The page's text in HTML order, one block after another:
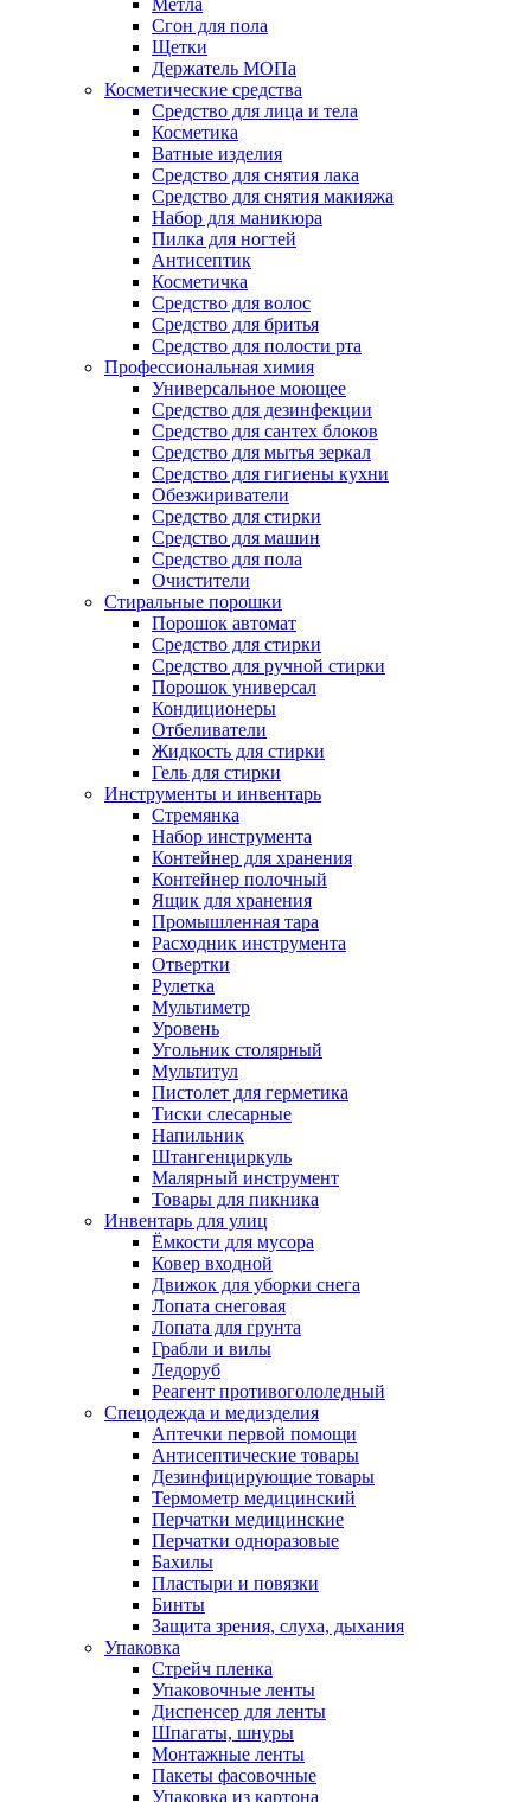
Метла
Сгон для пола
Щетки
Держатель МОПа
Косметические средства
Средство для лица и тела
Косметика
Ватные изделия
Средство для снятия лака
Средство для снятия макияжа
Набор для маникюра
Пилка для ногтей
Антисептик
Косметичка
Средство для волос
Средство для бритья
Средство для полости рта
Профессиональная химия
Универсальное моющее
Средство для дезинфекции
Средство для сантех блоков
Средство для мытья зеркал
Средство для гигиены кухни
Обезжириватели
Средство для стирки
Средство для машин
Средство для пола
Очистители
Стиральные порошки
Порошок автомат
Средство для стирки
Средство для ручной стирки
Порошок универсал
Кондиционеры
Отбеливатели
Жидкость для стирки
Гель для стирки
Инструменты и инвентарь
Стремянка
Набор инструмента
Контейнер для хранения
Контейнер полочный
Ящик для хранения
Промышленная тара
Расходник инструмента
Отвертки
Рулетка
Мультиметр
Уровень
Угольник столярный
Мультитул
Пистолет для герметика
Тиски слесарные
Напильник
Штангенциркуль
Малярный инструмент
Товары для пикника
Инвентарь для улиц
Ёмкости для мусора
Ковер входной
Движок для уборки снега
Лопата снеговая
Лопата для грунта
Грабли и вилы
Ледоруб
Реагент противогололедный
Спецодежда и медизделия
Аптечки первой помощи
Антисептические товары
Дезинфицирующие товары
Термометр медицинский
Перчатки медицинские
Перчатки одноразовые
Бахилы
Пластыри и повязки
Бинты
Защита зрения, слуха, дыхания
Упаковка
Стрейч пленка
Упаковочные ленты
Диспенсер для ленты
Шпагаты, шнуры
Монтажные ленты
Пакеты фасовочные
Упаковка из картона